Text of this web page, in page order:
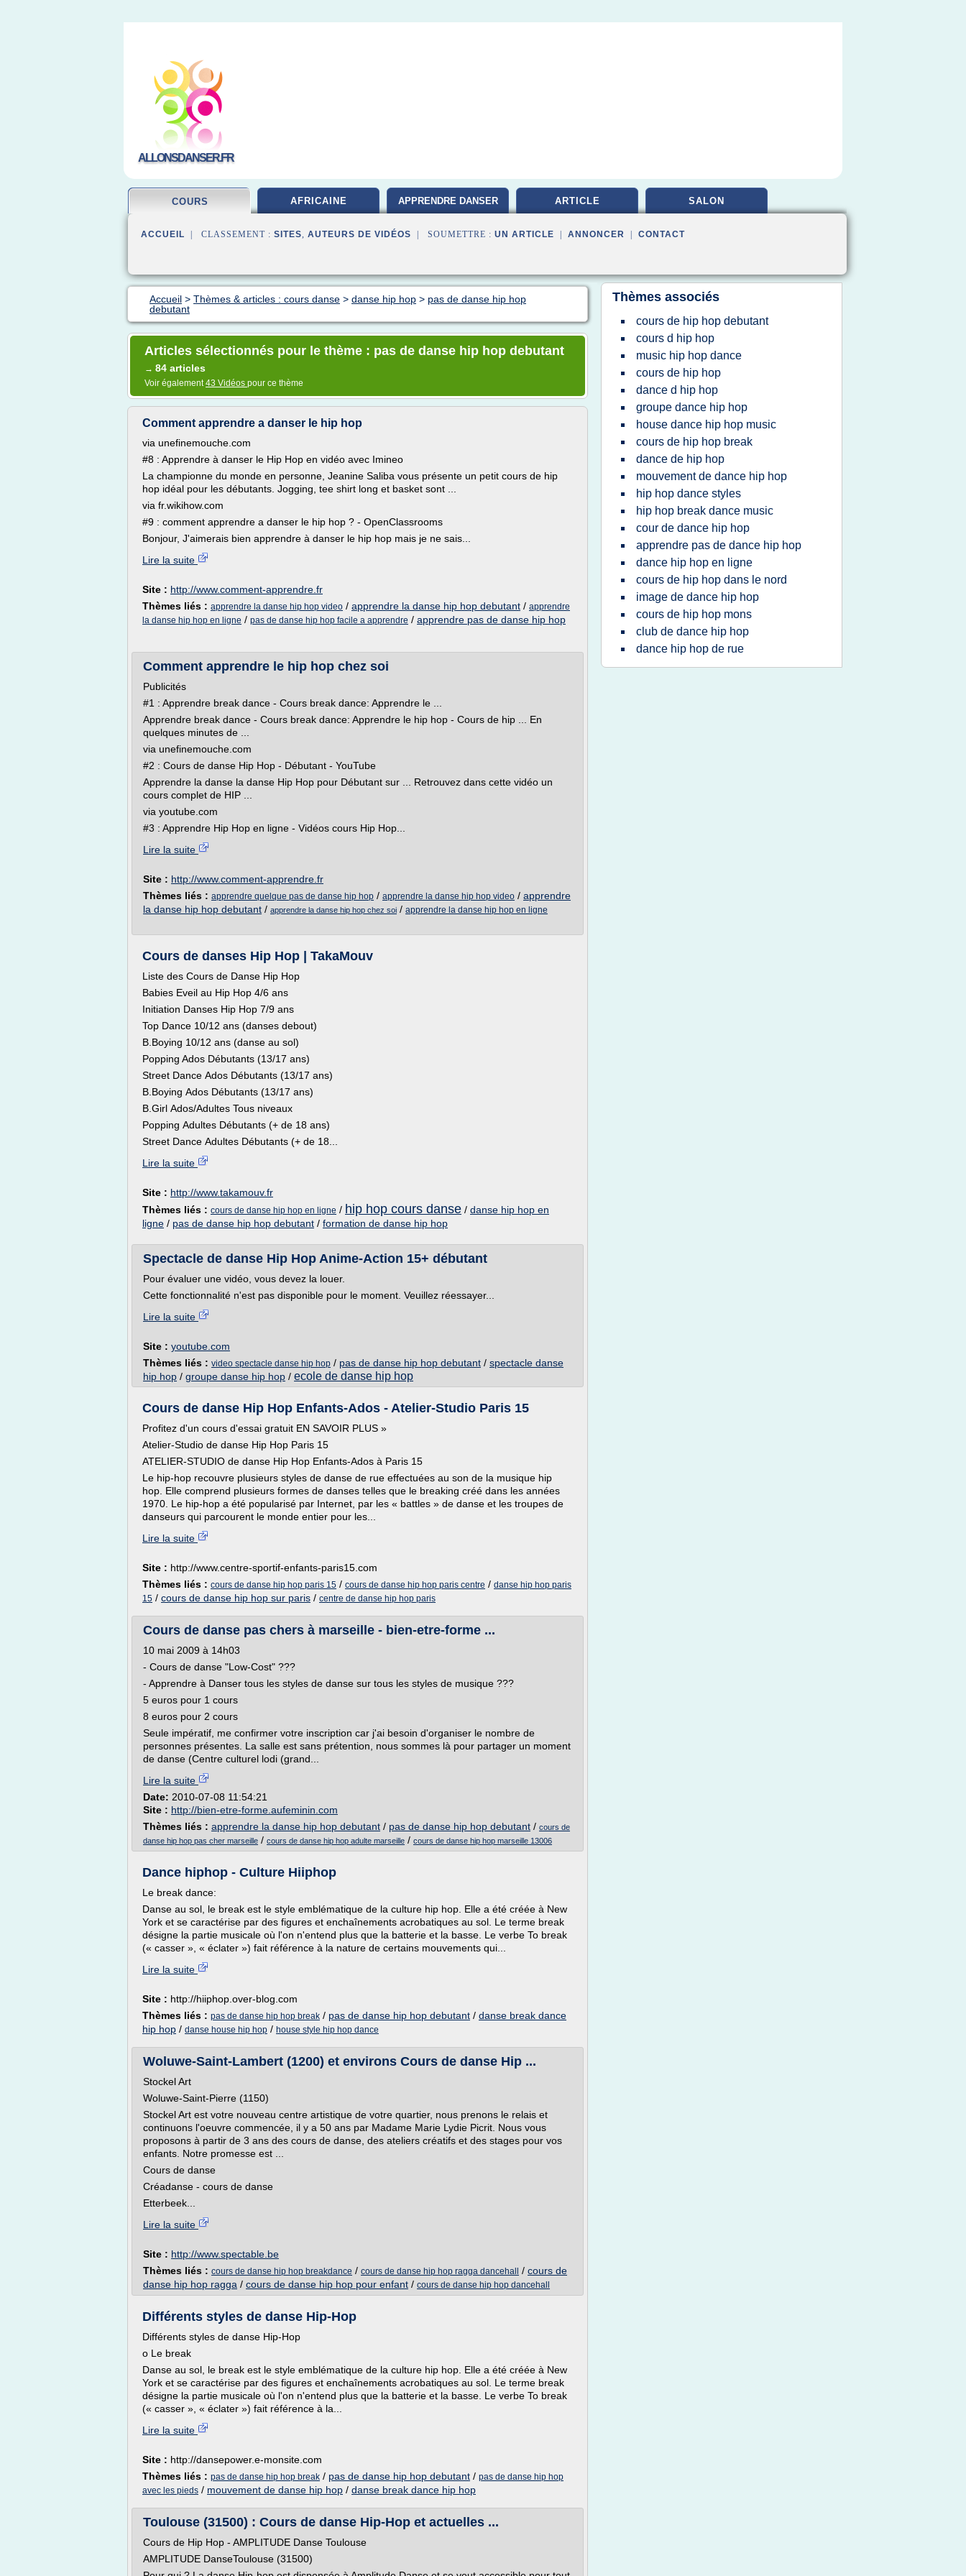
ALLONSDANSER.FR
COURS AFRICAINE APPRENDRE DANSER ARTICLE SALON
ACCUEIL | CLASSEMENT : SITES, AUTEURS DE VIDÉOS | SOUMETTRE : UN ARTICLE ANNONCER CONTACT
Accueil > Thèmes & articles : cours danse > danse hip hop > pas de danse hip hop
debutant
Articles sélectionnés pour le thème : pas de danse hip hop debutant
→ 84 articles
Voir également43 Vidéos pour ce thème
Comment apprendre a danser le hip hop
via unefinemouche.com
#8 : Apprendre à danser le Hip Hop en vidéo avec Imineo
La championne du monde en personne, Jeanine Saliba vous présente un petit cours de hip
hop idéal pour les débutants. Jogging, tee shirt long et basket sont ...
via fr.wikihow.com
#9 : comment apprendre a danser le hip hop ? - OpenClassrooms
Bonjour, J'aimerais bien apprendre à danser le hip hop mais je ne sais...
Lire la suite
Site : http://www.comment-apprendre.fr
Thèmes liés : apprendre la danse hip hop video / apprendre la danse hip hop debutant / apprendre
la danse hip hop en ligne / pas de danse hip hop facile a apprendre / apprendre pas de danse hip hop
Comment apprendre le hip hop chez soi
Publicités
#1 : Apprendre break dance - Cours break dance: Apprendre le ...
Apprendre break dance - Cours break dance: Apprendre le hip hop - Cours de hip ... En
quelques minutes de ...
via unefinemouche.com
#2 : Cours de danse Hip Hop - Débutant - YouTube
Apprendre la danse la danse Hip Hop pour Débutant sur ... Retrouvez dans cette vidéo un
cours complet de HIP ...
via youtube.com
#3 : Apprendre Hip Hop en ligne - Vidéos cours Hip Hop...
Lire la suite
Site : http://www.comment-apprendre.fr
Thèmes liés : apprendre quelque pas de danse hip hop / apprendre la danse hip hop video / apprendre
la danse hip hop debutant / apprendre la danse hip hop chez soi / apprendre la danse hip hop en ligne
Cours de danses Hip Hop | TakaMouv
Liste des Cours de Danse Hip Hop
Babies Eveil au Hip Hop 4/6 ans
Initiation Danses Hip Hop 7/9 ans
Top Dance 10/12 ans (danses debout)
B.Boying 10/12 ans (danse au sol)
Popping Ados Débutants (13/17 ans)
Street Dance Ados Débutants (13/17 ans)
B.Boying Ados Débutants (13/17 ans)
B.Girl Ados/Adultes Tous niveaux
Popping Adultes Débutants (+ de 18 ans)
Street Dance Adultes Débutants (+ de 18...
Lire la suite
Site : http://www.takamouv.fr
Thèmes liés : cours de danse hip hop en ligne / hip hop cours danse / danse hip hop en
ligne / pas de danse hip hop debutant / formation de danse hip hop
Spectacle de danse Hip Hop Anime-Action 15+ débutant
Pour évaluer une vidéo, vous devez la louer.
Cette fonctionnalité n'est pas disponible pour le moment. Veuillez réessayer...
Lire la suite
Site : youtube.com
Thèmes liés : video spectacle danse hip hop / pas de danse hip hop debutant / spectacle danse
hip hop / groupe danse hip hop / ecole de danse hip hop
Cours de danse Hip Hop Enfants-Ados - Atelier-Studio Paris 15
Profitez d'un cours d'essai gratuit EN SAVOIR PLUS »
Atelier-Studio de danse Hip Hop Paris 15
ATELIER-STUDIO de danse Hip Hop Enfants-Ados à Paris 15
Le hip-hop recouvre plusieurs styles de danse de rue effectuées au son de la musique hip
hop. Elle comprend plusieurs formes de danses telles que le breaking créé dans les années
1970. Le hip-hop a été popularisé par Internet, par les « battles » de danse et les troupes de
danseurs qui parcourent le monde entier pour les...
Lire la suite
Site : http://www.centre-sportif-enfants-paris15.com
Thèmes liés : cours de danse hip hop paris 15 / cours de danse hip hop paris centre / danse hip hop paris
15 / cours de danse hip hop sur paris / centre de danse hip hop paris
Cours de danse pas chers à marseille - bien-etre-forme ...
10 mai 2009 à 14h03
- Cours de danse "Low-Cost" ???
- Apprendre à Danser tous les styles de danse sur tous les styles de musique ???
5 euros pour 1 cours
8 euros pour 2 cours
Seule impératif, me confirmer votre inscription car j'ai besoin d'organiser le nombre de
personnes présentes. La salle est sans prétention, nous sommes là pour partager un moment
de danse (Centre culturel lodi (grand...
Lire la suite
Date: 2010-07-08 11:54:21
Site : http://bien-etre-forme.aufeminin.com
Thèmes liés : apprendre la danse hip hop debutant / pas de danse hip hop debutant / cours de
danse hip hop pas cher marseille / cours de danse hip hop adulte marseille / cours de danse hip hop marseille 13006
Dance hiphop - Culture Hiiphop
Le break dance:
Danse au sol, le break est le style emblématique de la culture hip hop. Elle a été créée à New
York et se caractérise par des figures et enchaînements acrobatiques au sol. Le terme break
désigne la partie musicale où l'on n'entend plus que la batterie et la basse. Le verbe To break
(« casser », « éclater ») fait référence à la nature de certains mouvements qui...
Lire la suite
Site : http://hiiphop.over-blog.com
Thèmes liés : pas de danse hip hop break / pas de danse hip hop debutant / danse break dance
hip hop / danse house hip hop / house style hip hop dance
Woluwe-Saint-Lambert (1200) et environs Cours de danse Hip ...
Stockel Art
Woluwe-Saint-Pierre (1150)
Stockel Art est votre nouveau centre artistique de votre quartier, nous prenons le relais et
continuons l'oeuvre commencée, il y a 50 ans par Madame Marie Lydie Picrit. Nous vous
proposons à partir de 3 ans des cours de danse, des ateliers créatifs et des stages pour vos
enfants. Notre promesse est ...
Cours de danse
Créadanse - cours de danse
Etterbeek...
Lire la suite
Site : http://www.spectable.be
Thèmes liés : cours de danse hip hop breakdance / cours de danse hip hop ragga dancehall / cours de
danse hip hop ragga / cours de danse hip hop pour enfant / cours de danse hip hop dancehall
Différents styles de danse Hip-Hop
Différents styles de danse Hip-Hop
o Le break
Danse au sol, le break est le style emblématique de la culture hip hop. Elle a été créée à New
York et se caractérise par des figures et enchaînements acrobatiques au sol. Le terme break
désigne la partie musicale où l'on n'entend plus que la batterie et la basse. Le verbe To break
(« casser », « éclater ») fait référence à la...
Lire la suite
Site : http://dansepower.e-monsite.com
Thèmes liés : pas de danse hip hop break / pas de danse hip hop debutant / pas de danse hip hop
avec les pieds / mouvement de danse hip hop / danse break dance hip hop
Toulouse (31500) : Cours de danse Hip-Hop et actuelles ...
Cours de Hip Hop - AMPLITUDE Danse Toulouse
AMPLITUDE DanseToulouse (31500)
Thèmes associés
cours de hip hop debutant
cours d hip hop
music hip hop dance
cours de hip hop
dance d hip hop
groupe dance hip hop
house dance hip hop music
cours de hip hop break
dance de hip hop
mouvement de dance hip hop
hip hop dance styles
hip hop break dance music
cour de dance hip hop
apprendre pas de dance hip hop
dance hip hop en ligne
cours de hip hop dans le nord
image de dance hip hop
cours de hip hop mons
club de dance hip hop
dance hip hop de rue